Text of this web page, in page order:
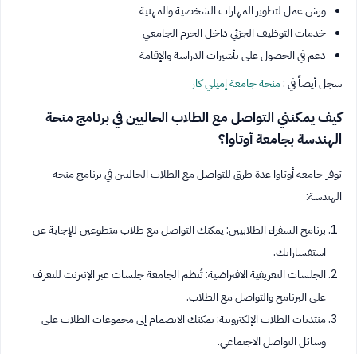
ورش عمل لتطوير المهارات الشخصية والمهنية
خدمات التوظيف الجزئي داخل الحرم الجامعي
دعم في الحصول على تأشيرات الدراسة والإقامة
سجل أيضاً في :منحة جامعة إميلي كار
كيف يمكنني التواصل مع الطلاب الحاليين في برنامج منحة
الهندسة بجامعة أوتاوا؟
توفر جامعة أوتاوا عدة طرق للتواصل مع الطلاب الحاليين في برنامج منحة
الهندسة:
برنامج السفراء الطلابيين: يمكنك التواصل مع طلاب متطوعين للإجابة عن
استفساراتك.
الجلسات التعريفية الافتراضية: تُنظم الجامعة جلسات عبر الإنترنت للتعرف
على البرنامج والتواصل مع الطلاب.
منتديات الطلاب الإلكترونية: يمكنك الانضمام إلى مجموعات الطلاب على
وسائل التواصل الاجتماعي.